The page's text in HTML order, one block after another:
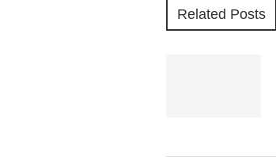
Related Posts